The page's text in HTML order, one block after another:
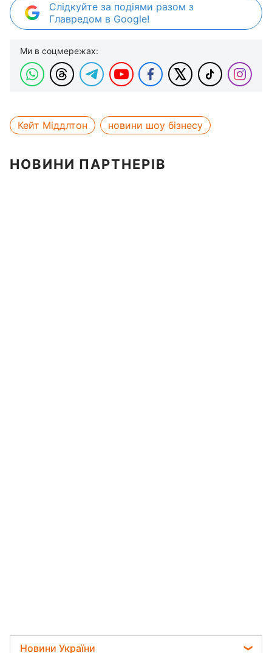
Слідкуйте за подіями разом з
Главредом в Google!
Ми в соцмережах:
Кейт Міддлтон новини шоу бізнесу
НОВИНИ ПАРТНЕРІВ
Новини України